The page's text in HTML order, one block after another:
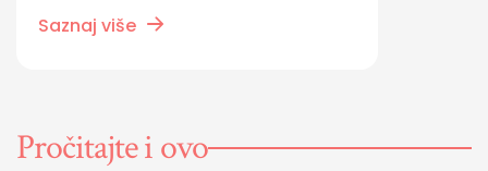
Saznaj više
Pročitajte i ovo